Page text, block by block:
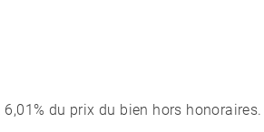
du prix du bien hors honoraires.